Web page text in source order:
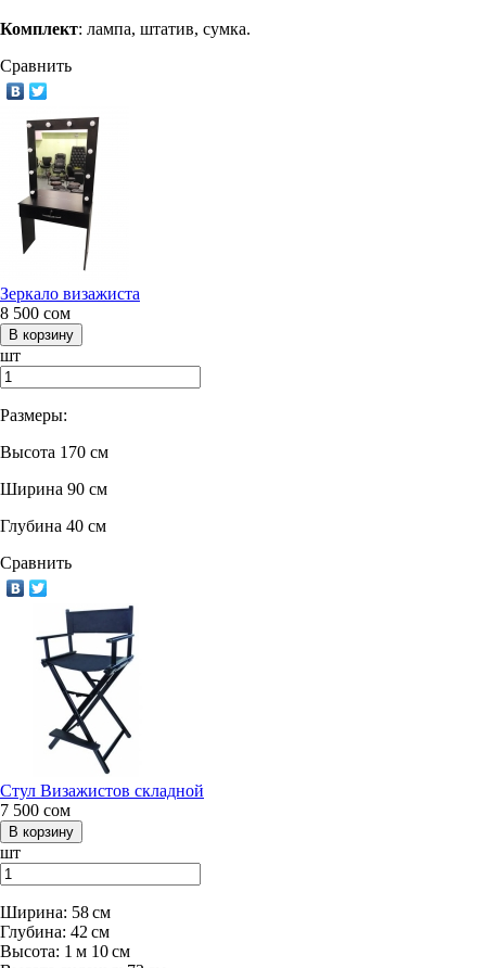
Комплект: лампа, штатив, сумка.
Сравнить
Зеркало визажиста
8 500 сом
шт
Размеры:
Высота 170 см
Ширина 90 см
Глубина 40 см
Сравнить
Стул Визажистов складной
7 500 сом
шт
Ширина: 58 см
Глубина: 42 см
Высота: 1 м 10 см